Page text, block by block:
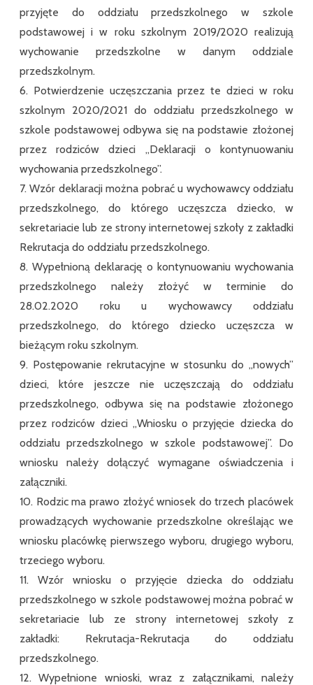
przyjęte do oddziału przedszkolnego w szkole
podstawowej i w roku szkolnym 2019/2020 realizują
wychowanie przedszkolne w danym oddziale
przedszkolnym.
6. Potwierdzenie uczęszczania przez te dzieci w roku
szkolnym 2020/2021 do oddziału przedszkolnego w
szkole podstawowej odbywa się na podstawie złożonej
przez rodziców dzieci ,,Deklaracji o kontynuowaniu
wychowania przedszkolnego”.
7. Wzór deklaracji można pobrać u wychowawcy oddziału
przedszkolnego, do którego uczęszcza dziecko, w
sekretariacie lub ze strony internetowej szkoły z zakładki
Rekrutacja do oddziału przedszkolnego.
8. Wypełnioną deklarację o kontynuowaniu wychowania
przedszkolnego należy złożyć w terminie do
28.02.2020 roku u wychowawcy oddziału
przedszkolnego, do którego dziecko uczęszcza w
bieżącym roku szkolnym.
9. Postępowanie rekrutacyjne w stosunku do ,,nowych”
dzieci, które jeszcze nie uczęszczają do oddziału
przedszkolnego, odbywa się na podstawie złożonego
przez rodziców dzieci ,,Wniosku o przyjęcie dziecka do
oddziału przedszkolnego w szkole podstawowej”. Do
wniosku należy dołączyć wymagane oświadczenia i
załączniki.
10. Rodzic ma prawo złożyć wniosek do trzech placówek
prowadzących wychowanie przedszkolne określając we
wniosku placówkę pierwszego wyboru, drugiego wyboru,
trzeciego wyboru.
11. Wzór wniosku o przyjęcie dziecka do oddziału
przedszkolnego w szkole podstawowej można pobrać w
sekretariacie lub ze strony internetowej szkoły z
zakładki: Rekrutacja-Rekrutacja do oddziału
przedszkolnego.
12. Wypełnione wnioski, wraz z załącznikami, należy